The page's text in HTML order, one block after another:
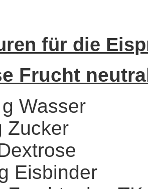
für die
Frucht
Wasser
Zucker
Eisbinder